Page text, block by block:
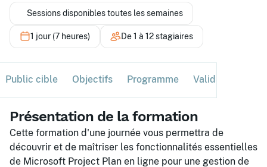
Sessions disponibles toutes les semaines
1 jour (7 heures) De 1 à 12 stagiaires
Public cible Objectifs Programme Validation
Présentation de la formation
Cette formation d'une journée vous permettra de
découvrir et de maîtriser les fonctionnalités essentielles
de Microsoft Project Plan en ligne pour une gestion de